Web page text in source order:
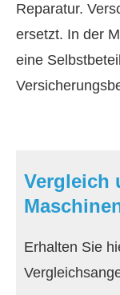
Reparatur.
ersetzt. In der
eine
Vergleich
Erhalten Sie